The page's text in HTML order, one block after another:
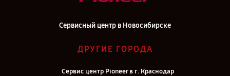
Сервисный центр в Новосибирске
ДРУГИЕ ГОРОДА
Сервис центр Pioneer в г. Краснодар